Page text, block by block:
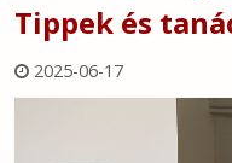
Tippek és
2025-06-17